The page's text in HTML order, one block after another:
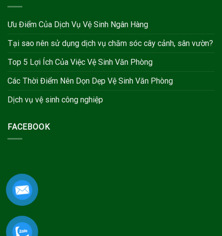
Ưu Điểm Của Dịch Vụ Vệ Sinh Ngân Hàng
Tại sao nên sử dụng dịch vụ chăm sóc cây cảnh, sân vườn?
Top 5 Lợi Ích Của Việc Vệ Sinh Văn Phòng
Các Thời Điểm Nên Dọn Dẹp Vệ Sinh Văn Phòng
Dịch vụ vệ sinh công nghiệp
FACEBOOK